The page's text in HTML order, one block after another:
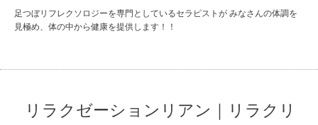
足つぼリフレクソロジーを専門としているセラピストが みなさんの体調を
見極め、体の中から健康を提供します！！
リラクゼーションリアン｜リラクリ